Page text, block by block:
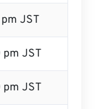
JST
JST
JST